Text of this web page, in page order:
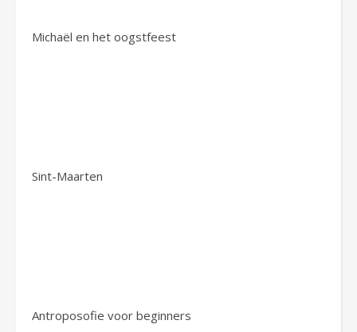
Michaël en het oogstfeest
Sint-Maarten
Antroposofie voor beginners